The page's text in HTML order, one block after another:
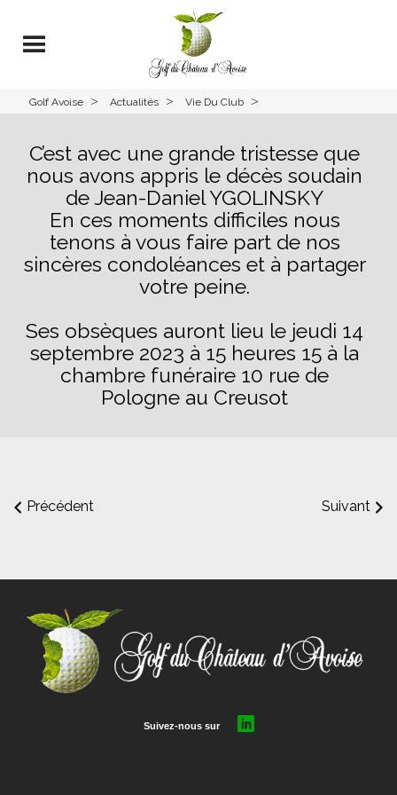
Golf Avoise > Actualités > Vie Du Club >
C’est avec une grande tristesse que
nous avons appris le décès soudain
de Jean-Daniel YGOLINSKY
En ces moments difficiles nous
tenons à vous faire part de nos
sincères condoléances et à partager
votre peine.
Ses obsèques auront lieu le jeudi 14
septembre 2023 à 15 heures 15 à la
chambre funéraire 10 rue de
Pologne au Creusot
Précédent Suivant